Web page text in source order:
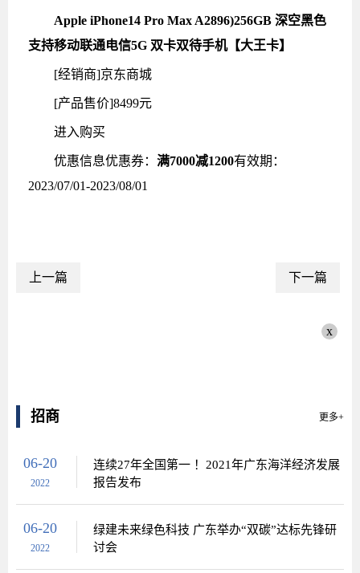
Apple iPhone14 Pro Max A2896)256GB 深空黑色
支持移动联通电信5G 双卡双待手机【大王卡】
[经销商]京东商城
[产品售价]8499元
进入购买
优惠信息优惠券： 满7000减1200有效期：
2023/07/01-2023/08/01
上一篇 下一篇
x
招商 更多+
06-20
2022
连续27年全国第一 ！2021年广东海洋经济发展
报告发布
06-20
2022
绿建未来绿色科技 广东举办“双碳”达标先锋研
讨会